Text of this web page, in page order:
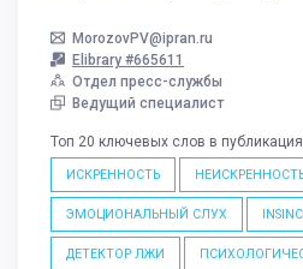
MorozovPV@ipran.ru
Elibrary #665611
Отдел пресс-службы
Ведущий специалист
Топ 20 ключевых слов в
ИСКРЕННОСТЬ
ЭМОЦИОНАЛЬНЫЙ СЛУХ
ДЕТЕКТОР ЛЖИ